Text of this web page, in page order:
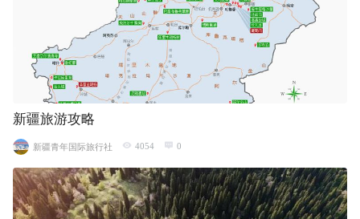
新疆旅游攻略
新疆青年国际旅行社 4054 0